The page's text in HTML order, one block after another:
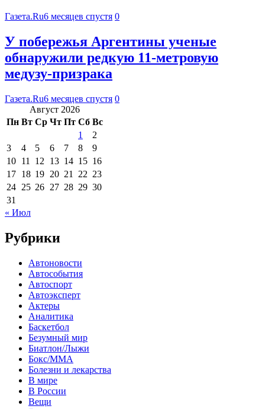
Газета.Ru6 месяцев спустя 0
У побережья Аргентины ученые
обнаружили редкую 11-метровую
медузу-призрака
Газета.Ru6 месяцев спустя 0
Август 2026
Пн Вт Ср Чт Пт Сб Вс
1
2
3
4 5 6 7 8
9
10 11 12 13 14 15 16
17 18 19 20 21 22 23
24 25 26 27 28 29 30
31
« Июл
Рубрики
Автоновости
Автособытия
Автоспорт
Автоэксперт
Актеры
Аналитика
Баскетбол
Безумный мир
Биатлон/Лыжи
Бокс/MMA
Болезни и лекарства
В мире
В России
Вещи